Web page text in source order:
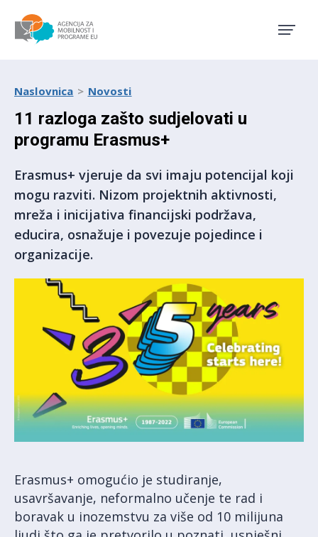
Naslovnica Novosti
11 razloga zašto sudjelovati u
programu Erasmus+
Erasmus+ vjeruje da svi imaju potencijal koji
mogu razviti. Nizom projektnih aktivnosti,
mreža i inicijativa financijski podržava,
educira, osnažuje i povezuje pojedince i
organizacije.
Erasmus+ omogućio je studiranje,
usavršavanje, neformalno učenje te rad i
boravak u inozemstvu za više od 10 milijuna